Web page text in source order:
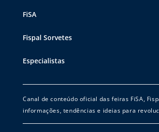
FiSA
Fispal Sorvetes
Especialistas
Canal de conteúdo oficial das feiras FiSA,
informações, tendências e ideias para